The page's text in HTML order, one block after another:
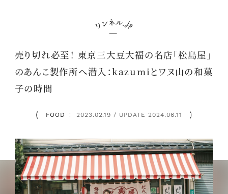
売り切れ必至！ 東京三大豆大福の名店「松島屋」
のあんこ製作所へ潜入：kazumiとワヌ山の和菓
子の時間
FOOD ： 2023.02.19 / UPDATE 2024.06.11